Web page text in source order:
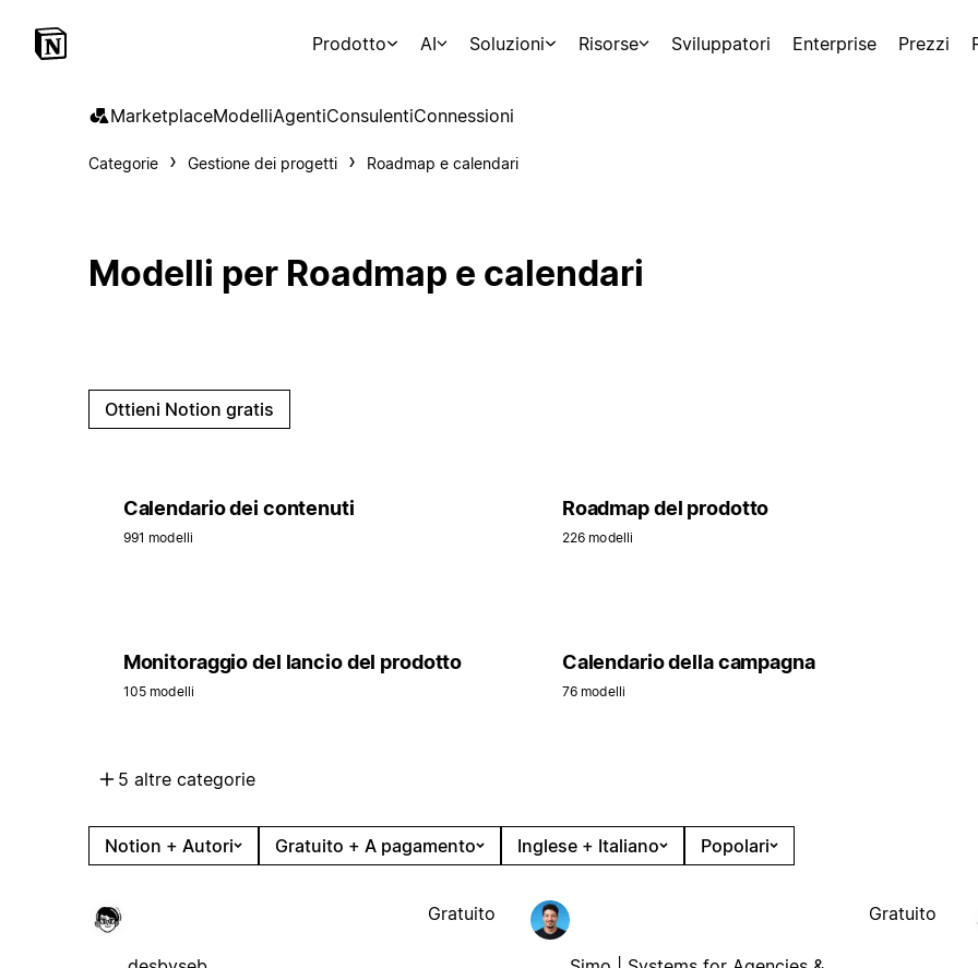
Prodotto AI Soluzioni Risorse Sviluppatori Enterprise Prezzi
MarketplaceModelliAgentiConsulentiConnessioni
Categorie Gestione dei progetti Roadmap e calendari
Modelli per Roadmap e calendari
Ottieni Notion gratis
Calendario dei contenuti
991 modelli
Roadmap del prodotto
226 modelli
Monitoraggio del lancio del prodotto
105 modelli
Calendario della campagna
76 modelli
5 altre categorie
Notion + Autori Gratuito + A pagamento Inglese + Italiano Popolari
Gratuito Gratuito